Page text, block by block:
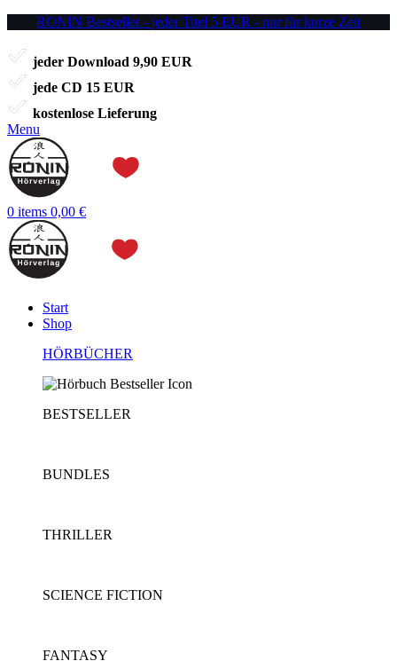
RONIN Bestseller - jeder Titel 5 EUR - nur für kurze Zeit
jeder Download 9,90 EUR
jede CD 15 EUR
kostenlose Lieferung
Menu
0 items 0,00 €
Start
Shop
HÖRBÜCHER
BESTSELLER
BUNDLES
THRILLER
SCIENCE FICTION
FANTASY